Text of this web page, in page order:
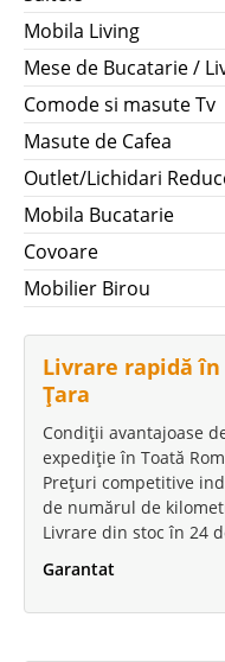
Mobila Living
Mese de Bucatarie /
Comode si masute Tv
Masute de Cafea
Outlet/Lichidari
Mobila Bucatarie
Covoare
Mobilier Birou
Livrare rapidă în
Țara
Condiții avantajoase
expediție în Toată
Prețuri competitive
de numărul de
Livrare din stoc în 24
Garantat